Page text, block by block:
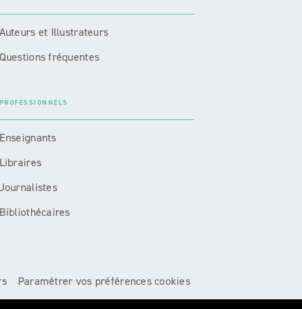
Auteurs et Illustrateurs
Questions fréquentes
PROFESSIONNELS
Enseignants
Libraires
Journalistes
Bibliothécaires
Paramétrer vos préférences cookies